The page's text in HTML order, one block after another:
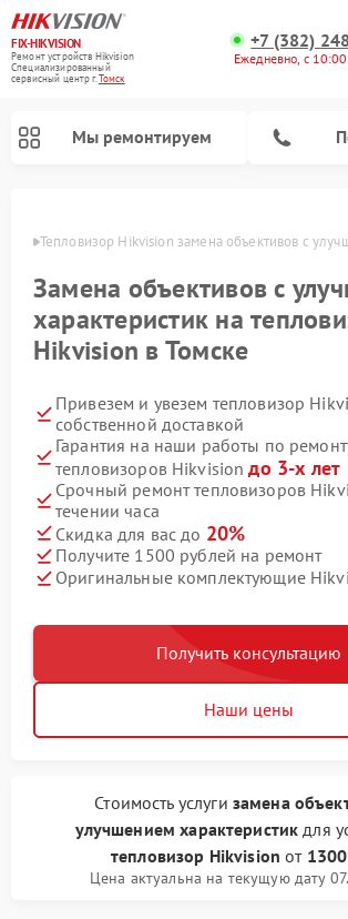
FIX-HIKVISION
Ремонт устройств Hikvision
Специализированный
cервисный центр г.Томск
+7 (382)
Ежедневно, с
Мы ремонтируем
Тепловизор Hikvision замена объективов с
Замена объективов с
характеристик на
Hikvision в Томске
Привезем и увезем тепловизор
собственной доставкой
Гарантия на наши работы по
тепловизоров Hikvisionдо 3-х лет
Срочный ремонт тепловизоров
течении часа
Скидка для вас до 20%
Получите 1500 рублей на ремонт
Оригинальные комплектующие
Получить консультацию
Наши цены
Стоимость услуги замена
улучшением характеристик для
тепловизор Hikvision от
Цена актуальна на текущую дату